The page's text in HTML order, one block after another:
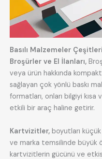
Basılı Malzemeler Çeşitleri
Broşürler ve El İlanları,
veya ürün hakkında
sağlayan çok yönlü baskı
formatları, onları bilgiyi
etkili bir araç haline getirir.
Kartvizitler, boyutları
ve marka temsilinde büyük
kartvizitlerin gücünü ve